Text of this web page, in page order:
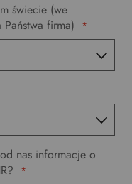
świecie (we
firma) *
nas informacje o
*